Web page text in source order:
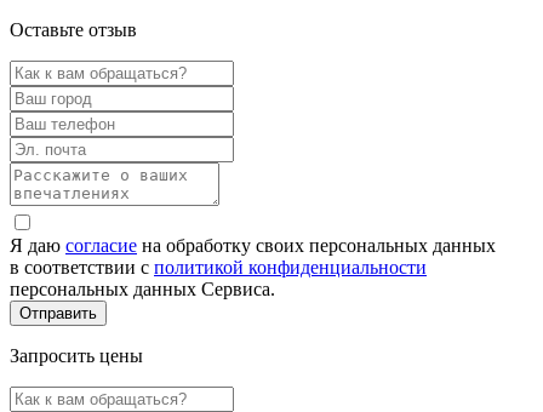
Оставьте отзыв
Я даю согласие на обработку своих персональных данных
в соответствии с политикой конфиденциальности
персональных данных Сервиса.
Запросить цены